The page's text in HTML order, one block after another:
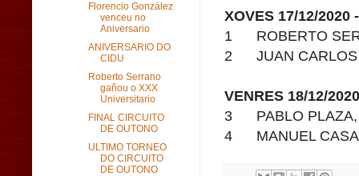
XOVES 17/12/2020
1
ROBERTO
2
JUAN
VENRES 18/12/
3
PABLO
4
MANUEL
Florencio González
venceu no
Aniversario
ANIVERSARIO DO
CIDU
Roberto Serrano
gañou o XXX
Universitario
FINAL CIRCUITO
DE OUTONO
ULTIMO TORNEO
DO CIRCUITO
DE OUTONO